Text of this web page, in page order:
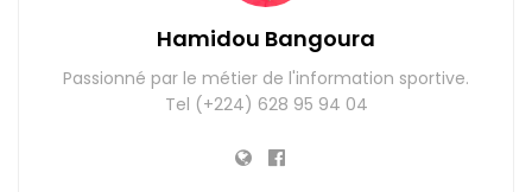
Hamidou Bangoura
Passionné par le métier de l'information sportive.
Tel (+224) 628 95 94 04